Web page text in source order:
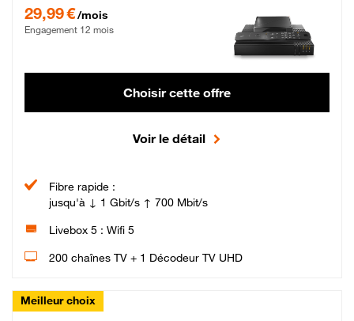
29,99 €/mois
Engagement 12 mois
Choisir cette offre
Voir le détail
Fibre rapide :
jusqu'à ↓ 1 Gbit/s ↑ 700 Mbit/s
Livebox 5 : Wifi 5
200 chaînes TV + 1 Décodeur TV UHD
Meilleur choix